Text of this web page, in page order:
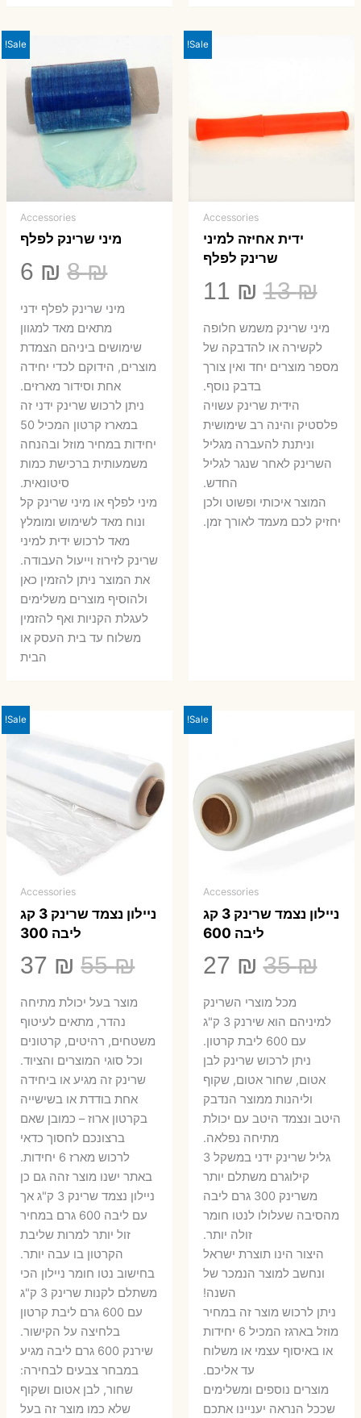
Sale!
Accessories
ידית אחיזה למיני
שרינק לפלף
13₪
המחיר
המקורי
היה:
13 ₪.
11 ₪
הוא:
​מיני שרינק משמש חלופה
לקשירה או להדבקה של
מספר מוצרים יחד ואין צורך
בדבק נוסף.
הידית שרינק עשויה
פלסטיק והינה רב שימושית
וניתנת להעברה מגליל
השרינק לאחר שנגר לגליל
החדש.
המוצר איכותי ופשוט ולכן
יחזיק לכם מעמד לאורך זמן.
Sale!
Accessories
מיני שרינק לפלף
8₪
היה:
8 ₪.
6 ₪
6 ₪.
מיני שרינק לפלף ידני
מתאים מאד למגוון
שימושים ביניהם הצמדת
מוצרים, הידוקם לכדי יחידה
אחת וסידור מארזים.
ניתן לרכוש שרינק ידני זה
במארז קרטון המכיל 50
יחידות במחיר מוזל ובהנחה
משמעותית ברכישת כמות
סיטונאית.
מיני לפלף או מיני שרינק קל
ונוח מאד לשימוש ומומלץ
מאד לרכוש ידית למיני
שרינק לזירוז וייעול העבודה.
את המוצר ניתן להזמין כאן
ולהוסיף מוצרים משלימים
לעגלת הקניות ואף להזמין
משלוח עד בית העסק או
הבית
Sale!
Accessories
ניילון נצמד שרינק 3 קג
ליבה 600
35₪
המחיר
המקורי
היה:
35 ₪.
27 ₪
הנוכחי
הוא:
מכל מוצרי השרינק
למיניהם הוא שירנק 3 ק"ג
עם 600 ליבת קרטון.
ניתן לרכוש שרינק לבן
אטום, שחור אטום, שקוף
וליהנות ממוצר הנדבק
היטב ונצמד היטב עם יכולת
מתיחה נפלאה.
גליל שרינק ידני במשקל 3
קילוגרם משתלם יותר
משרינק 300 גרם ליבה
מהסיבה שעלולו לנטו חומר
זולה יותר.
היצור הינו תוצרת ישראל
ונחשב למוצר הנמכר של
השנה!
ניתן לרכוש מוצר זה במחיר
מוזל בארגז המכיל 6 יחידות
או באיסוף עצמי או משלוח
עד אליכם.
מוצרים נוספים ומשלימים
שככל הנראה יעניינו אתכם
Sale!
Accessories
ניילון נצמד שרינק 3 קג
ליבה 300
55₪
המחיר
המקורי
היה:
55 ₪.
37 ₪
₪.
מוצר בעל יכולת מתיחה
נהדר, מתאים לעיטוף
משטחים, רהיטים, קרטונים
וכל סוגי המוצרים והציוד.
שרינק זה מגיע או ביחידה
אחת בודדת או בשישייה
בקרטון ארוז – כמובן שאם
ברצונכם לחסוך כדאי
לרכוש מארז 6 יחידות.
באתר ישנו מוצר זהה גם כן
ניילון נצמד שרינק 3 ק"ג אך
עם ליבה 600 גרם במחיר
זול יותר למרות שליבת
הקרטון בו עבה יותר.
בחישוב נטו חומר ניילון הכי
משתלם לקנות שרינק 3 ק"ג
עם 600 גרם ליבת קרטון
בלחיצה על הקישור.
שירנק 600 גרם ליבה מגיע
במבחר צבעים לבחירה:
שחור, לבן אטום ושקוף
שלא כמו מוצר זה בעל